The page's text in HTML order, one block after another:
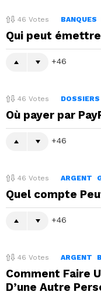
46 Votes BANQUES
Qui peut
46
46 Votes DOSSIERS
Où payer par
46
46 Votes ARGENT
Quel compte
46
46 Votes ARGENT
Comment Faire
D’une Autre